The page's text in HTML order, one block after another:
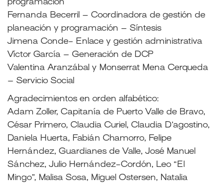
programación
Fernanda Becerril – Coordinadora de gestión de
planeación y programación – Síntesis
Jimena Conde- Enlace y gestión administrativa
Víctor García – Generación de DCP
Valentina Aranzábal y Monserrat Mena Cerqueda
– Servicio Social
Agradecimientos en orden alfabético:
Adam Zoller, Capitanía de Puerto Valle de Bravo,
César Primero, Claudia Curiel, Claudia D’agostino,
Daniela Huerta, Fabián Chamorro, Felipe
Hernández, Guardianes de Valle, José Manuel
Sánchez, Julio Hernández-Cordón, Leo “El
Mingo”, Malisa Sosa, Miguel Ostersen, Natalia